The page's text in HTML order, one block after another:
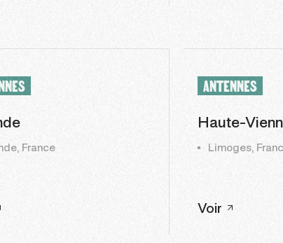
France
ANTENNES
Haute-
Limoges,
Voir